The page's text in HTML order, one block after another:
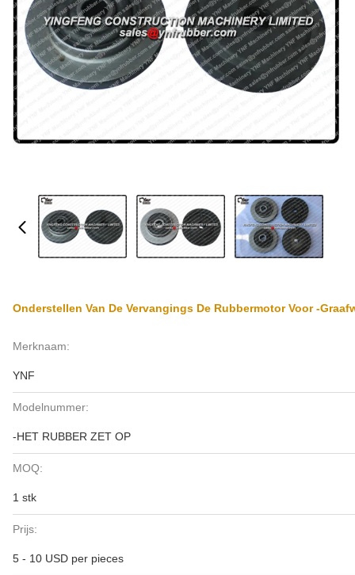
Onderstellen Van De Vervangings De Rubbermotor Voor -
Merknaam:
YNF
Modelnummer:
-HET RUBBER ZET OP
MOQ:
1 stk
Prijs:
5 - 10 USD per pieces